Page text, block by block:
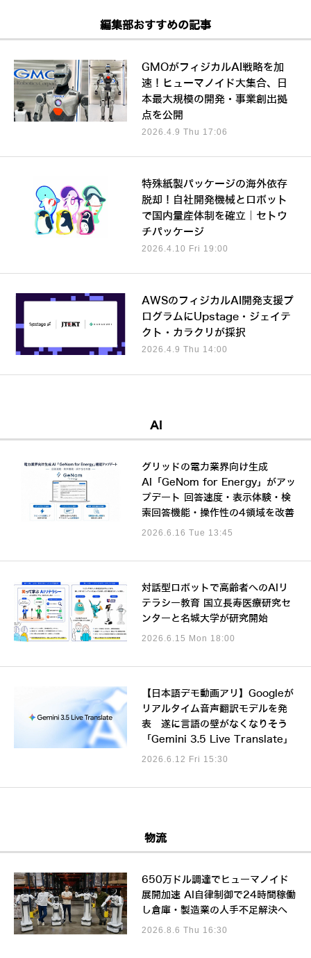
編集部おすすめの記事
GMOがフィジカルAI戦略を加
速！ヒューマノイド大集合、日
本最大規模の開発・事業創出拠
点を公開
2026.4.9 Thu 17:06
特殊紙製パッケージの海外依存
脱却！自社開発機械とロボット
で国内量産体制を確立｜セトウ
チパッケージ
2026.4.10 Fri 19:00
AWSのフィジカルAI開発支援プ
ログラムにUpstage・ジェイテ
クト・カラクリが採択
2026.4.9 Thu 14:00
AI
グリッドの電力業界向け生成
AI「GeNom for Energy」がアッ
プデート 回答速度・表示体験・検
索回答機能・操作性の4領域を改善
2026.6.16 Tue 13:45
対話型ロボットで高齢者へのAIリ
テラシー教育 国立長寿医療研究セ
ンターと名城大学が研究開始
2026.6.15 Mon 18:00
【日本語デモ動画アリ】Googleが
リアルタイム音声翻訳モデルを発
表 遂に言語の壁がなくなりそう
「Gemini 3.5 Live Translate」
2026.6.12 Fri 15:30
物流
650万ドル調達でヒューマノイド
展開加速 AI自律制御で24時間稼働
し倉庫・製造業の人手不足解決へ
2026.8.6 Thu 16:30